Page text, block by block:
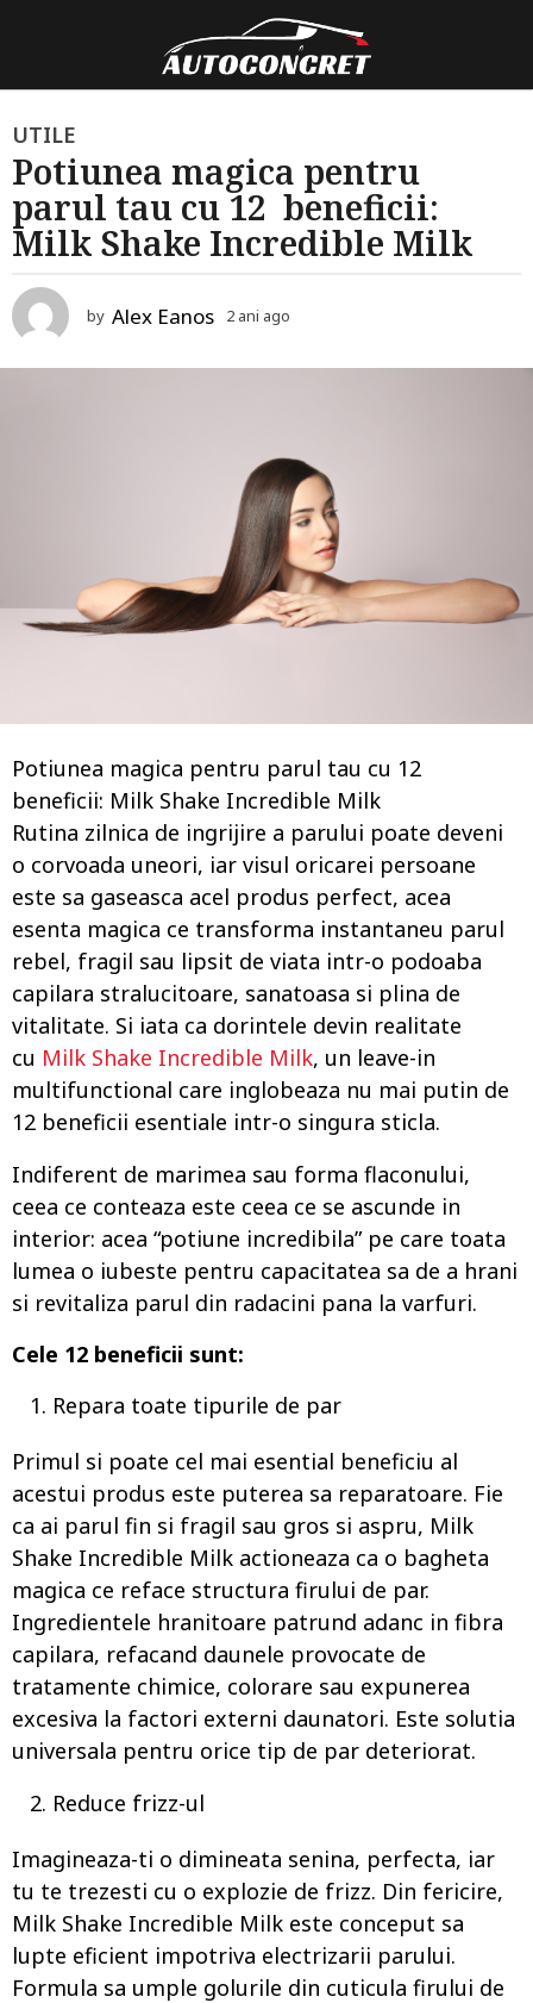
2
a
n
i
a
g
o
UTILE
Potiunea magica pentru
parul tau cu 12 beneficii:
Milk Shake Incredible Milk
by Alex Eanos 2 ani ago
Potiunea magica pentru parul tau cu 12
beneficii: Milk Shake Incredible Milk
Rutina zilnica de ingrijire a parului poate deveni
o corvoada uneori, iar visul oricarei persoane
este sa gaseasca acel produs perfect, acea
esenta magica ce transforma instantaneu parul
rebel, fragil sau lipsit de viata intr-o podoaba
capilara stralucitoare, sanatoasa si plina de
vitalitate. Si iata ca dorintele devin realitate
cu Milk Shake Incredible Milk, un leave-in
multifunctional care inglobeaza nu mai putin de
12 beneficii esentiale intr-o singura sticla.
Indiferent de marimea sau forma flaconului,
ceea ce conteaza este ceea ce se ascunde in
interior: acea “potiune incredibila” pe care toata
lumea o iubeste pentru capacitatea sa de a hrani
si revitaliza parul din radacini pana la varfuri.
Cele 12 beneficii sunt:
Repara toate tipurile de par
Primul si poate cel mai esential beneficiu al
acestui produs este puterea sa reparatoare. Fie
ca ai parul fin si fragil sau gros si aspru, Milk
Shake Incredible Milk actioneaza ca o bagheta
magica ce reface structura firului de par.
Ingredientele hranitoare patrund adanc in fibra
capilara, refacand daunele provocate de
tratamente chimice, colorare sau expunerea
excesiva la factori externi daunatori. Este solutia
universala pentru orice tip de par deteriorat.
Reduce frizz-ul
Imagineaza-ti o dimineata senina, perfecta, iar
tu te trezesti cu o explozie de frizz. Din fericire,
Milk Shake Incredible Milk este conceput sa
lupte eficient impotriva electrizarii parului.
Formula sa umple golurile din cuticula firului de